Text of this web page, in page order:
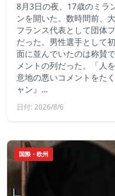
8月3日の夜、17歳のミラ
ンを開いた。数時間前、
フランス代表として団体
だった。男性選手として
面に並んでいたのは称賛
メントの列だった。「人
意地の悪いコメントをた
ャン』…
日付: 2026/8/6
国際・欧州